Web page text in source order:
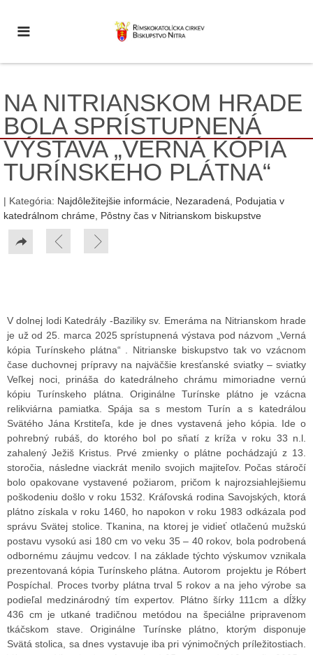
NA NITRIANSKOM HRADE
BOLA SPRÍSTUPNENÁ
VÝSTAVA „VERNÁ KÓPIA
TURÍNSKEHO PLÁTNA“
| Kategória: Najdôležitejšie informácie Nezaradená
Podujatia v
katedrálnom chráme Pôstny čas v Nitrianskom biskupstve
V dolnej lodi Katedrály -Baziliky sv. Emeráma na Nitrianskom hrade
je už od 25. marca 2025 sprístupnená výstava pod názvom „Verná
kópia Turínskeho plátna“ . Nitrianske biskupstvo tak vo vzácnom
čase duchovnej prípravy na najväčšie kresťanské sviatky – sviatky
Veľkej noci, prináša do katedrálneho chrámu mimoriadne vernú
kópiu Turínskeho plátna. Originálne Turínske plátno je vzácna
relikviárna pamiatka. Spája sa s mestom Turín a s katedrálou
Svätého Jána Krstiteľa, kde je dnes vystavená jeho kópia. Ide o
pohrebný rubáš, do ktorého bol po sňatí z kríža v roku 33 n.l.
zahalený Ježiš Kristus. Prvé zmienky o plátne pochádzajú z 13.
storočia, následne viackrát menilo svojich majiteľov. Počas stáročí
bolo opakovane vystavené požiarom, pričom k najrozsiahlejšiemu
poškodeniu došlo v roku 1532. Kráľovská rodina Savojských, ktorá
plátno získala v roku 1460, ho napokon v roku 1983 odkázala pod
správu Svätej stolice. Tkanina, na ktorej je vidieť otlačenú mužskú
postavu vysokú asi 180 cm vo veku 35 – 40 rokov, bola podrobená
odbornému záujmu vedcov. I na základe týchto výskumov vznikala
prezentovaná kópia Turínskeho plátna. Autorom projektu je Róbert
Pospíchal. Proces tvorby plátna trval 5 rokov a na jeho výrobe sa
podieľal medzinárodný tím expertov. Plátno šírky 111cm a dĺžky
436 cm je utkané tradičnou metódou na špeciálne pripravenom
tkáčskom stave. Originálne Turínske plátno, ktorým disponuje
Svätá stolica, sa dnes vystavuje iba pri výnimočných príležitostiach.